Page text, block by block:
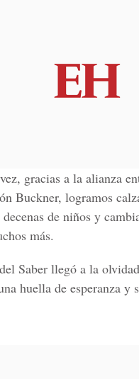
gracias a la alianza
Buckner, logramos
decenas de niños y
más.
Saber llegó a la
huella de esperanza y